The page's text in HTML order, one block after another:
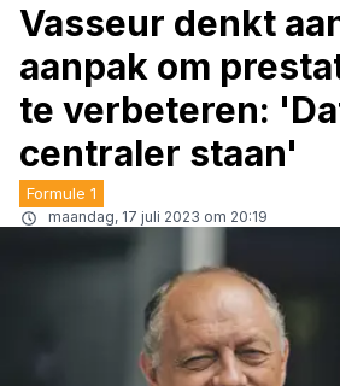
Vasseur denkt
aanpak om
te verbeteren:
centraler staan'
Formule 1
maandag, 17 juli 2023 om 20:19